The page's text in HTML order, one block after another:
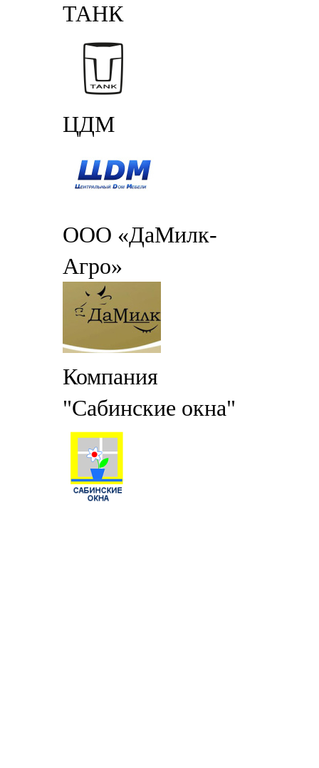
ТАНК
ЦДМ
ООО «ДаМилк-
Агро»
Компания
"Сабинские окна"